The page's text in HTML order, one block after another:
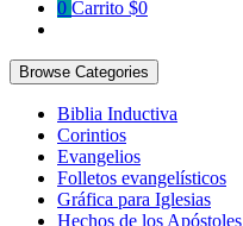
0 Carrito $0
Browse Categories
Biblia Inductiva
Corintios
Evangelios
Folletos evangelísticos
Gráfica para Iglesias
Hechos de los Apóstoles